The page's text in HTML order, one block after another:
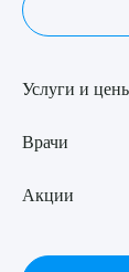
Услуги и
Врачи
Акции